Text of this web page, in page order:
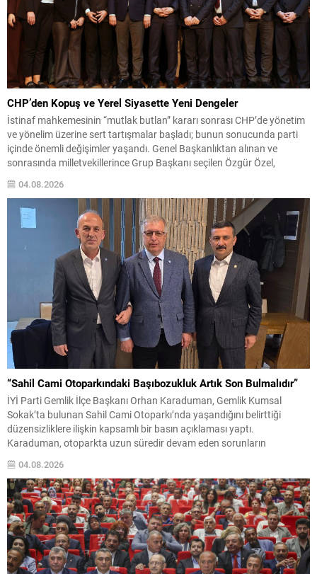
CHP’den Kopuş ve Yerel Siyasette Yeni Dengeler
İstinaf mahkemesinin “mutlak butlan” kararı sonrası CHP’de yönetim
ve yönelim üzerine sert tartışmalar başladı; bunun sonucunda parti
içinde önemli değişimler yaşandı. Genel Başkanlıktan alınan ve
sonrasında milletvekillerince Grup Başkanı seçilen Özgür Özel,
ayrılarak Yeni Parti’yi kurdu. Bu gelişme, partinin meclisteki
konumunu etkileyerek ana muhalefet...
04.08.2026
“Sahil Cami Otoparkındaki Başıbozukluk Artık Son Bulmalıdır”
İYİ Parti Gemlik İlçe Başkanı Orhan Karaduman, Gemlik Kumsal
Sokak’ta bulunan Sahil Cami Otoparkı’nda yaşandığını belirttiği
düzensizliklere ilişkin kapsamlı bir basın açıklaması yaptı.
Karaduman, otoparkta uzun süredir devam eden sorunların
Gemlik Belediyesi’ni kalıcı çözümler üretmeye davet etti. Gemlik’in en
yoğun bölgelerinden biri olan Kumsal...
04.08.2026